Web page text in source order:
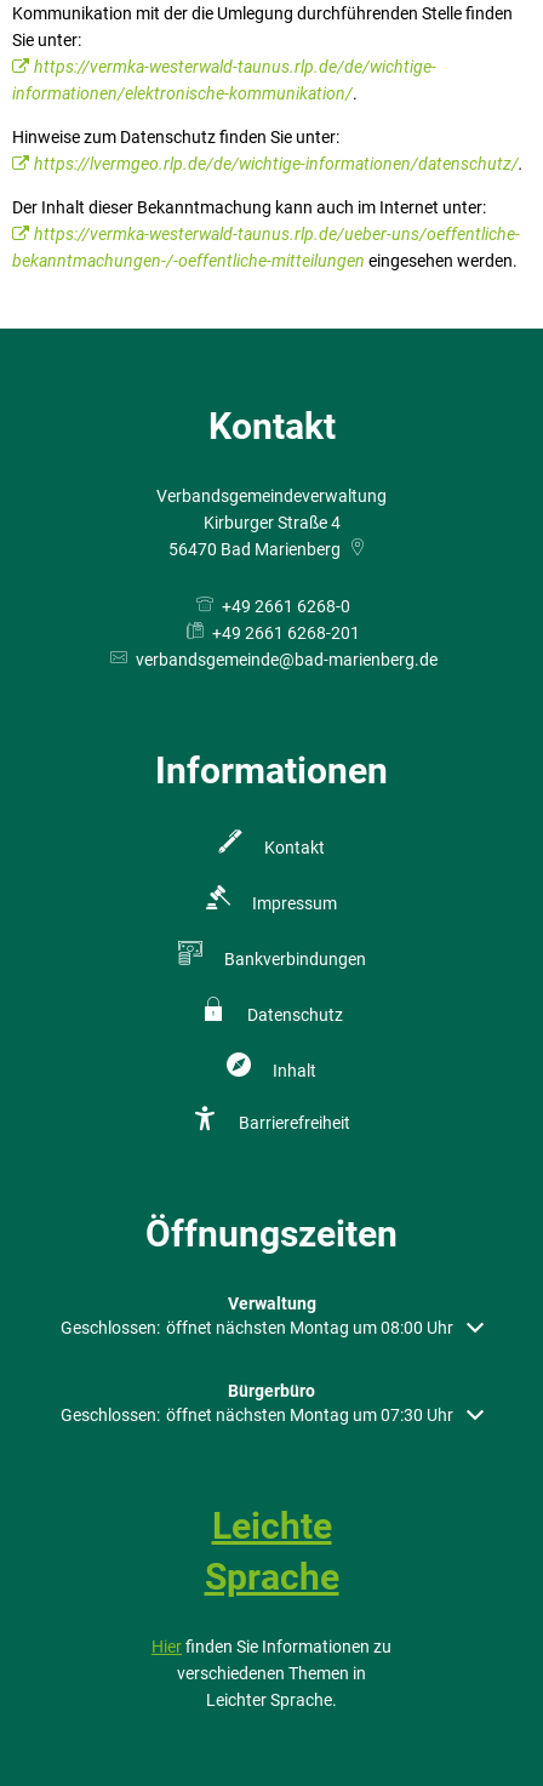
Kommunikation mit der die Umlegung durchführenden Stelle finden
Sie unter:
https://vermka-westerwald-taunus.rlp.de/de/wichtige-
informationen/elektronische-kommunikation/.
Hinweise zum Datenschutz finden Sie unter:
https://lvermgeo.rlp.de/de/wichtige-informationen/datenschutz/.
Der Inhalt dieser Bekanntmachung kann auch im Internet unter:
https://vermka-westerwald-taunus.rlp.de/ueber-uns/oeffentliche-
bekanntmachungen-/-oeffentliche-mitteilungen eingesehen werden.
Kontakt
Verbandsgemeindeverwaltung
Kirburger Straße 4
56470 Bad Marienberg
+49 2661 6268-0
+49 2661 6268-201
verbandsgemeinde@bad-marienberg.de
Informationen
Kontakt
Impressum
Bankverbindungen
Datenschutz
Inhalt
Barrierefreiheit
Öffnungszeiten
Verwaltung
Klicken, um weitere Öffnungs- oder Schließzeiten auszublenden
Geschlossen: öffnet nächsten Montag um 08:00 Uhr
Bürgerbüro
Klicken, um weitere Öffnungs- oder Schließzeiten auszublenden
Geschlossen: öffnet nächsten Montag um 07:30 Uhr
Leichte
Sprache
Hierfinden Sie Informationen zu
verschiedenen Themen in
Leichter Sprache.